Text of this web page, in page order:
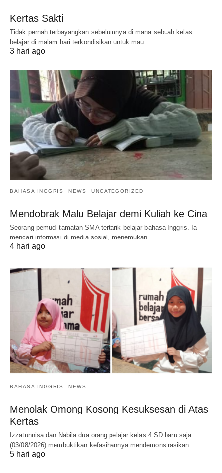
Kertas Sakti
Tidak pernah terbayangkan sebelumnya di mana sebuah kelas
belajar di malam hari terkondisikan untuk mau…
3 hari ago
BAHASA INGGRIS NEWS UNCATEGORIZED
Mendobrak Malu Belajar demi Kuliah ke Cina
Seorang pemudi tamatan SMA tertarik belajar bahasa Inggris. Ia
mencari informasi di media sosial, menemukan…
4 hari ago
BAHASA INGGRIS NEWS
Menolak Omong Kosong Kesuksesan di Atas
Kertas
Izzatunnisa dan Nabila dua orang pelajar kelas 4 SD baru saja
(03/08/2026) membuktikan kefasihannya mendemonstrasikan…
5 hari ago